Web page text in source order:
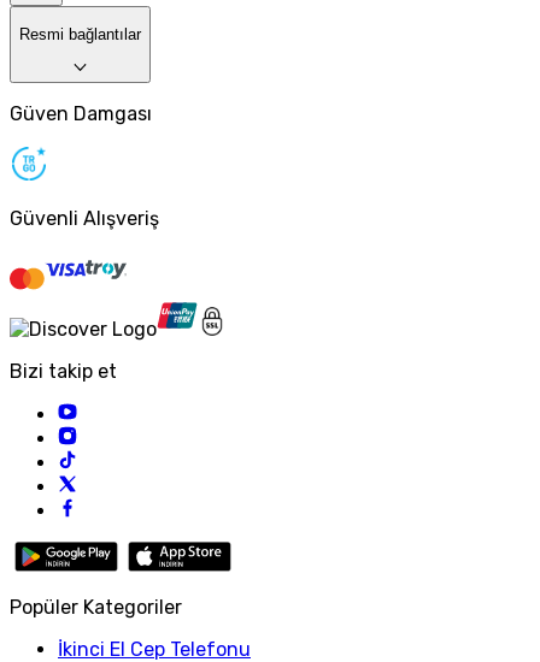
Resmi bağlantılar
Güven Damgası
Güvenli Alışveriş
Bizi takip et
Popüler Kategoriler
İkinci El Cep Telefonu